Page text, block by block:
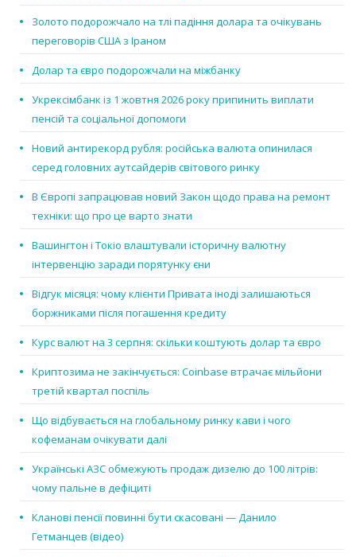
Золото подорожчало на тлі падіння долара та очікувань
переговорів США з Іраном
Долар та євро подорожчали на міжбанку
Укрексімбанк із 1 жовтня 2026 року припинить виплати
пенсій та соціальної допомоги
Новий антирекорд рубля: російська валюта опинилася
серед головних аутсайдерів світового ринку
В Європі запрацював новий Закон щодо права на ремонт
техніки: що про це варто знати
Вашингтон і Токіо влаштували історичну валютну
інтервенцію заради порятунку єни
Відгук місяця: чому клієнти Привата іноді залишаються
боржниками після погашення кредиту
Курс валют на 3 серпня: скільки коштують долар та євро
Криптозима не закінчується: Coinbase втрачає мільйони
третій квартал поспіль
Що відбувається на глобальному ринку кави і чого
кофеманам очікувати далі
Українські АЗС обмежують продаж дизелю до 100 літрів:
чому пальне в дефіциті
Кланові пенсії повинні бути скасовані — Данило
Гетманцев (відео)